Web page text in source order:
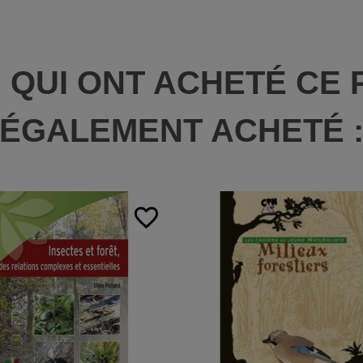
ONT ACHETÉ CE
ÉGALEMENT ACHETÉ :
favorite_border